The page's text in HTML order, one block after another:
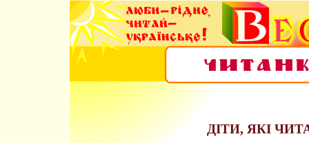
ДІТИ, ЯКІ